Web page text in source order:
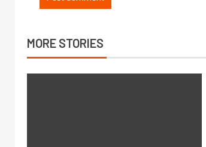
MORE STORIES